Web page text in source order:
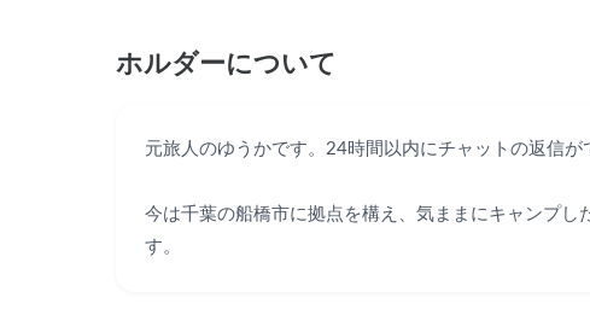
ホルダーについて
元旅人のゆうかです。24時間以内にチャットの返信
今は千葉の船橋市に拠点を構え、気ままにキャンプ
す。